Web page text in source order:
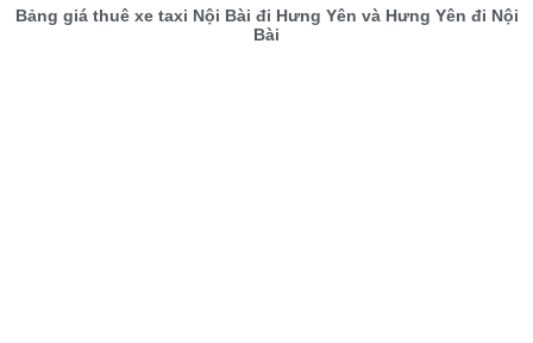
Bảng giá thuê xe taxi Nội Bài đi Hưng Yên và Hưng Yên đi Nội
Bài